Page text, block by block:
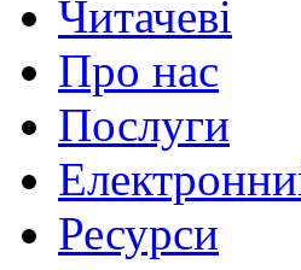
Читачеві
Про нас
Послуги
Ресурси